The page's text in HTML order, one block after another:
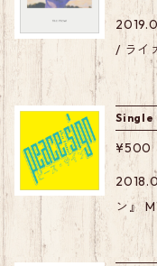
/ ライカムーン』
ライ
Single
¥500